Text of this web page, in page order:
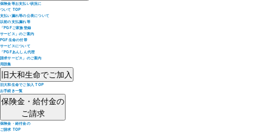
保険金等お支払い状況に
ついて TOP
支払い漏れ等の公表について
以前の支払漏れ等
「PGFご家族登録
サービス」のご案内
PGF生命の付帯
サービスについて
「PGFあんしん代理
請求サービス」のご案内
用語集
旧大和生命でご加入
旧大和生命でご加入 TOP
お手続き一覧
保険金・給付金の
ご請求
保険金・給付金の
ご請求 TOP